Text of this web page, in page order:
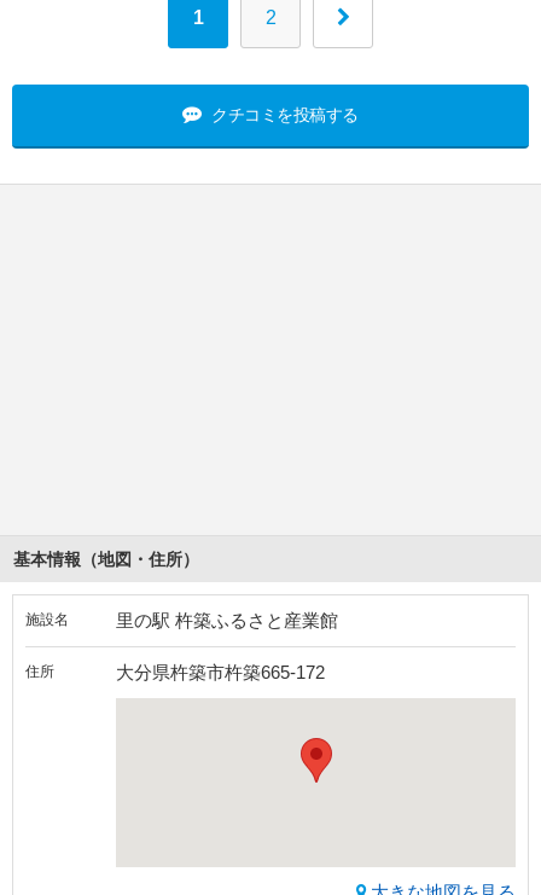
1 2
クチコミを投稿する
基本情報（地図・住所）
施設名 里の駅 杵築ふるさと産業館
住所 大分県杵築市杵築665-172